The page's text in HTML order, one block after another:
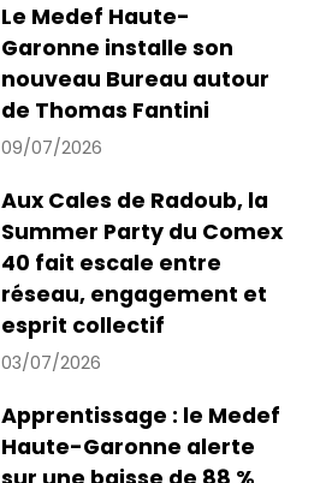
Le Medef Haute-
Garonne installe son
nouveau Bureau autour
de Thomas Fantini
09/07/2026
Aux Cales de Radoub, la
Summer Party du Comex
40 fait escale entre
réseau, engagement et
esprit collectif
03/07/2026
Apprentissage : le Medef
Haute-Garonne alerte